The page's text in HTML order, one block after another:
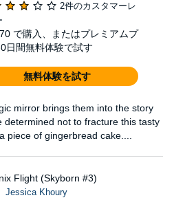
2件のカスタマーレ
で購入、またはプレミアムプ
日間無料体験で試す
無料体験を試す
mirror brings them into the story
determined not to fracture this tasty
piece of gingerbread cake....
Flight (Skyborn #3)
Jessica Khoury